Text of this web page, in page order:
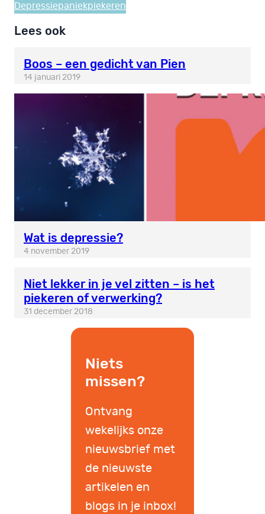
Depressiepaniekpiekeren
Lees ook
Boos – een gedicht van Pien
14 januari 2019
Wat is depressie?
4 november 2019
Niet lekker in je vel zitten – is het
piekeren of verwerking?
31 december 2018
Niets
missen?
Ontvang
wekelijks onze
nieuwsbrief met
de nieuwste
artikelen en
blogs in je inbox!